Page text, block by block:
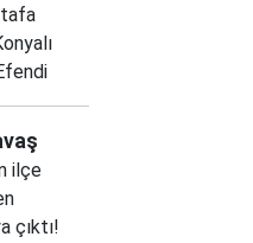
ilçe
çıktı!